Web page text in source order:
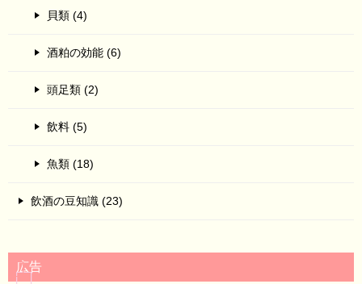
貝類 (4)
酒粕の効能 (6)
頭足類 (2)
飲料 (5)
魚類 (18)
飲酒の豆知識 (23)
広告